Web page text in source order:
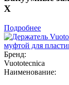
X
Подробнее
Бренд:
Vuototecnica
Наименование: